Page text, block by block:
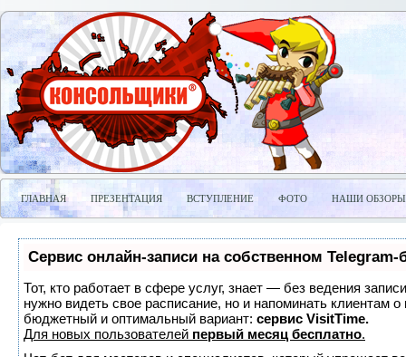
ГЛАВНАЯ ПРЕЗЕНТАЦИЯ ВСТУПЛЕНИЕ ФОТО НАШИ ОБЗОРЫ
Сервис онлайн-записи на собственном Telegram-
Тот, кто работает в сфере услуг, знает — без ведения
нужно видеть свое расписание, но и напоминать клиентам
бюджетный и оптимальный вариант: сервис VisitTime.
Для новых пользователей первый месяц бесплатно.